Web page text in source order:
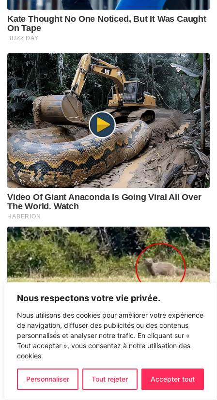
Nous respectons votre vie privée.
Nous utilisons des cookies pour améliorer votre expérience
de navigation, diffuser des publicités ou des contenus
personnalisés et analyser notre trafic. En cliquant sur «
Tout accepter », vous consentez à notre utilisation des
cookies.
Personnaliser Tout rejeter Accepter tout